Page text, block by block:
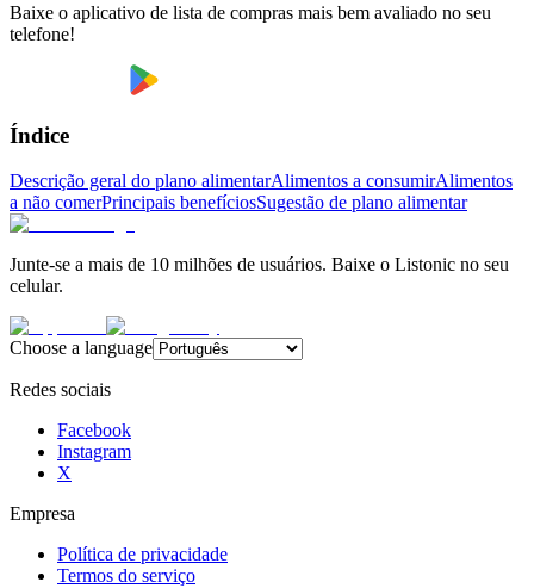
Baixe o aplicativo de lista de compras mais bem avaliado no seu
telefone!
Índice
Descrição geral do plano alimentarAlimentos a consumirAlimentos
a não comerPrincipais benefíciosSugestão de plano alimentar
Junte-se a mais de 10 milhões de usuários. Baixe o Listonic no seu
celular.
Choose a language
Redes sociais
Facebook
Instagram
X
Empresa
Política de privacidade
Termos do serviço